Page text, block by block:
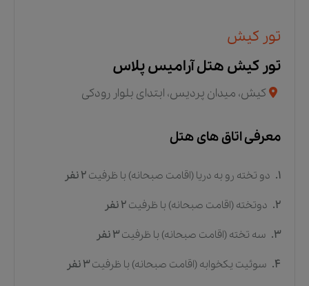
تور کیش
تور کیش هتل آرامیس پلاس
کیش، میدان پردیس، ابتدای بلوار رودکی
معرفی اتاق های هتل
1. دو تخته رو به دریا (اقامت صبحانه) با ظرفیت 2 نفر
2. دوتخته (اقامت صبحانه) با ظرفیت 2 نفر
3. سه تخته (اقامت صبحانه) با ظرفیت 3 نفر
4. سوئیت یکخوابه (اقامت صبحانه) با ظرفیت 3 نفر